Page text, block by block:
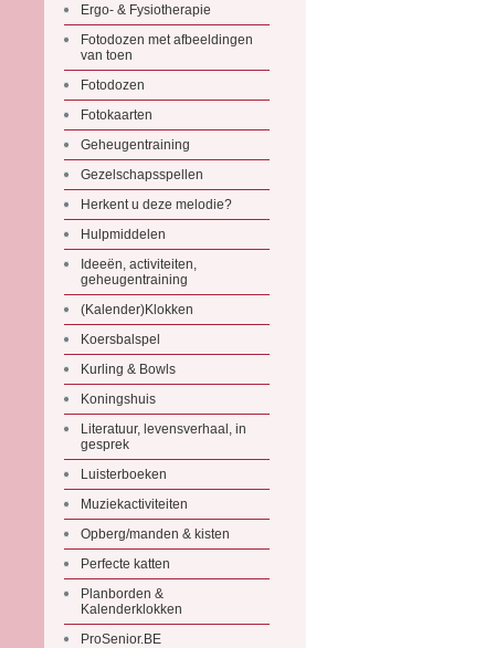
Ergo- & Fysiotherapie
Fotodozen met afbeeldingen
van toen
Fotodozen
Fotokaarten
Geheugentraining
Gezelschapsspellen
Herkent u deze melodie?
Hulpmiddelen
Ideeën, activiteiten,
geheugentraining
(Kalender)Klokken
Koersbalspel
Kurling & Bowls
Koningshuis
Literatuur, levensverhaal, in
gesprek
Luisterboeken
Muziekactiviteiten
Opberg/manden & kisten
Perfecte katten
Planborden &
Kalenderklokken
ProSenior.BE